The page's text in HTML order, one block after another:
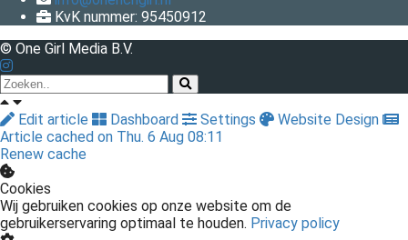
KvK nummer: 95450912
© One Girl Media B.V.
Edit article Dashboard Settings
Website Design
Article cached on Thu. 6 Aug 08:11
Renew cache
Cookies
Wij gebruiken cookies op onze website om de
gebruikerservaring optimaal te houden. Privacy policy